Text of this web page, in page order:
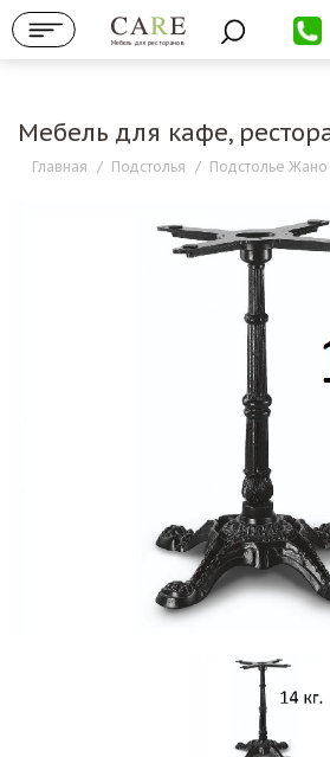
Мебель для ресторанов
Мебель для кафе,
Главная / Подстолья / Подстолье Жано